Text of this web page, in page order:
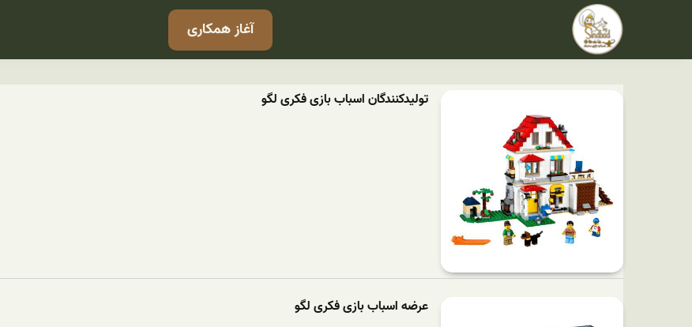
آغاز همکاری
تولیدکنندگان اسباب بازی فکری لگو
عرضه اسباب بازی فکری لگو